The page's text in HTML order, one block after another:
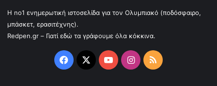
Η no1 ενημερωτική ιστοσελίδα για τον Ολυμπιακό (ποδόσφαιρο,
μπάσκετ, ερασιτέχνης).
Redpen.gr – Γιατί εδώ τα γράφουμε όλα κόκκινα.
Facebook
X YouTubeInstagram
RSS